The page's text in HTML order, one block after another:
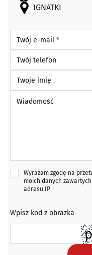
IGNATKI
Twój e-mail *
Twój telefon
Twoje imię
Wyrażam zgodę na
moich danych
adresu IP
Wpisz kod z obrazka